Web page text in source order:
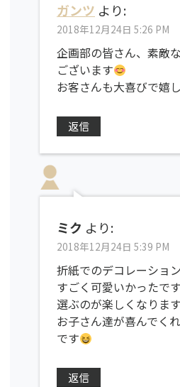
ガンツ より:
2018年12月24日 5:26 PM
企画部の皆さん、素敵
ございます
お客さんも大喜びで嬉
返信
ミク より:
2018年12月24日 5:39 PM
折紙でのデコレーション
すごく可愛いかったです
選ぶのが楽しくなりま
お子さん達が喜んでく
です
返信